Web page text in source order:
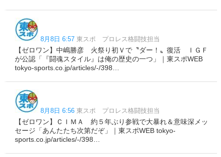
8月8日 6:57 東スポ プロレス格闘技担当
【ゼロワン】中嶋勝彦 火祭り初Ｖで〝ダー！〟復活 ＩＧＦ
が公認「『闘魂スタイル』は俺の歴史の一つ」｜東スポWEB
tokyo-sports.co.jp/articles/-/398…
8月8日 6:56 東スポ プロレス格闘技担当
【ゼロワン】ＣＩＭＡ 約５年ぶり参戦で大暴れ＆意味深メッ
セージ「あんたたち次第だぞ」｜東スポWEB tokyo-
sports.co.jp/articles/-/398…